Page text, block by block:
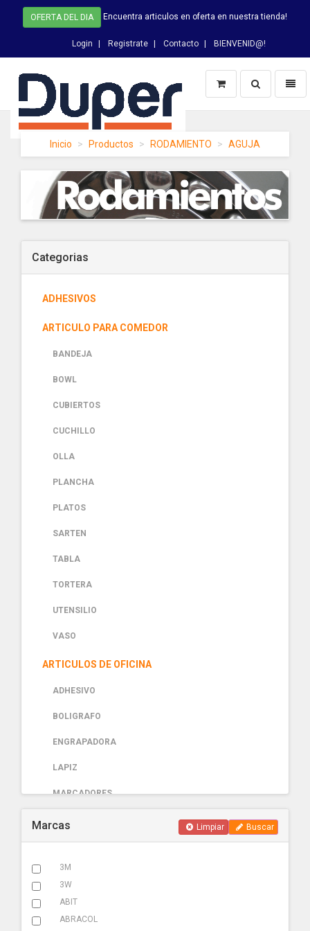
OFERTA DEL DIA Encuentra articulos en oferta en nuestra tienda!
Login Registrate Contacto BIENVENID@!
homepage
Switch
Busqueda
Inicio Productos RODAMIENTO AGUJA
Categorias
ADHESIVOS
ARTICULO PARA COMEDOR
BANDEJA
BOWL
CUBIERTOS
CUCHILLO
OLLA
PLANCHA
PLATOS
SARTEN
TABLA
TORTERA
UTENSILIO
VASO
ARTICULOS DE OFICINA
ADHESIVO
BOLIGRAFO
ENGRAPADORA
LAPIZ
MARCADORES
ACCESORIOS
ADHESIVOS
Marcas Buscar
Limpiar
3M
3W
ABIT
ABRACOL